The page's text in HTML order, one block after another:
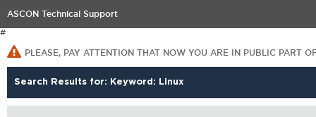
ASCON Technical Support
#
PLEASE, PAY ATTENTION THAT NOW YOU ARE IN PUBLIC PART
Search Results for: Keyword: Linux